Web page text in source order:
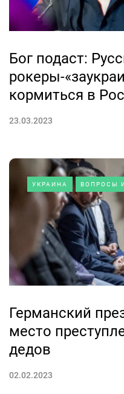
Бог подаст:
рокеры-
кормиться в
23.03.2023
УКРАИНА ВОПРОСЫ
Германский
место
дедов
02.02.2023